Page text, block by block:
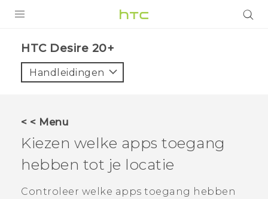
VIVE
AANBIEDINGEN
HTC Club
SUPPORT
HTC Desire 20+‎
Handleidingen
< < Menu
Kiezen welke apps toegang
hebben tot je locatie
Controleer welke apps toegang hebben